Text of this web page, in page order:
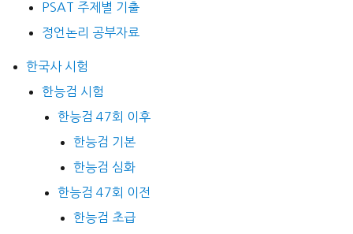
PSAT 주제별 기출
정언논리 공부자료
한국사 시험
한능검 시험
한능검 47회 이후
한능검 기본
한능검 심화
한능검 47회 이전
한능검 초급